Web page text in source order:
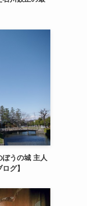
うの城 主人
グ】